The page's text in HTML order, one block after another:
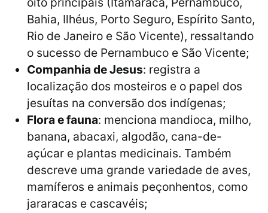
Bahia, Ilhéus, Porto Seguro, Espírito Santo,
Rio de Janeiro e São Vicente), ressaltando
o sucesso de Pernambuco e São Vicente;
Companhia de Jesus: registra a
localização dos mosteiros e o papel dos
jesuítas na conversão dos indígenas;
Flora e fauna: menciona mandioca, milho,
banana, abacaxi, algodão, cana-de-
açúcar e plantas medicinais. Também
descreve uma grande variedade de aves,
mamíferos e animais peçonhentos, como
jararacas e cascavéis;